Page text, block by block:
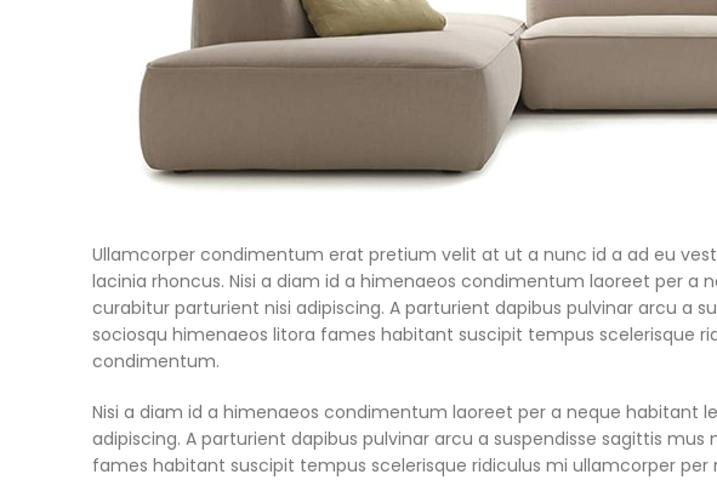
Ullamcorper condimentum erat pretium velit at ut a nunc id a ad eu
lacinia rhoncus. Nisi a diam id a himenaeos condimentum laoreet per a
curabitur parturient nisi adipiscing. A parturient dapibus pulvinar arcu a
sociosqu himenaeos litora fames habitant suscipit tempus scelerisque
condimentum.
Nisi a diam id a himenaeos condimentum laoreet per a neque habitant
adipiscing. A parturient dapibus pulvinar arcu a suspendisse sagittis
fames habitant suscipit tempus scelerisque ridiculus mi ullamcorper